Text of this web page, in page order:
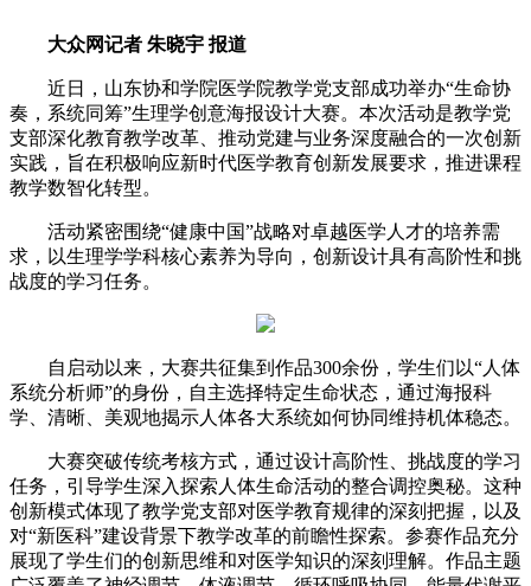
大众网记者 朱晓宇 报道
近日，山东协和学院医学院教学党支部成功举办“生命协
奏，系统同筹”生理学创意海报设计大赛。本次活动是教学党
支部深化教育教学改革、推动党建与业务深度融合的一次创新
实践，旨在积极响应新时代医学教育创新发展要求，推进课程
教学数智化转型。
活动紧密围绕“健康中国”战略对卓越医学人才的培养需
求，以生理学学科核心素养为导向，创新设计具有高阶性和挑
战度的学习任务。
自启动以来，大赛共征集到作品300余份，学生们以“人体
系统分析师”的身份，自主选择特定生命状态，通过海报科
学、清晰、美观地揭示人体各大系统如何协同维持机体稳态。
大赛突破传统考核方式，通过设计高阶性、挑战度的学习
任务，引导学生深入探索人体生命活动的整合调控奥秘。这种
创新模式体现了教学党支部对医学教育规律的深刻把握，以及
对“新医科”建设背景下教学改革的前瞻性探索。参赛作品充分
展现了学生们的创新思维和对医学知识的深刻理解。作品主题